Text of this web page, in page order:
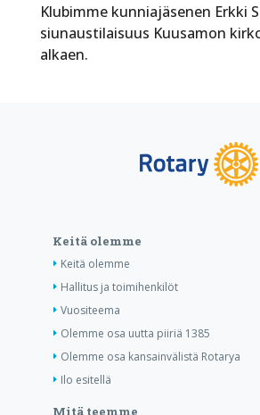
Klubimme kunniajäsenen Erkki
siunaustilaisuus Kuusamon
alkaen.
Keitä olemme
Keitä olemme
Hallitus ja toimihenkilöt
Vuositeema
Olemme osa uutta piiriä 1385
Olemme osa kansainvälistä Rotarya
Ilo esitellä
Mitä teemme